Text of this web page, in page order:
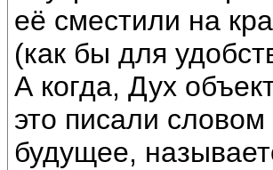
её сместили на
(как бы для
А когда, Дух
это писали
будущее,